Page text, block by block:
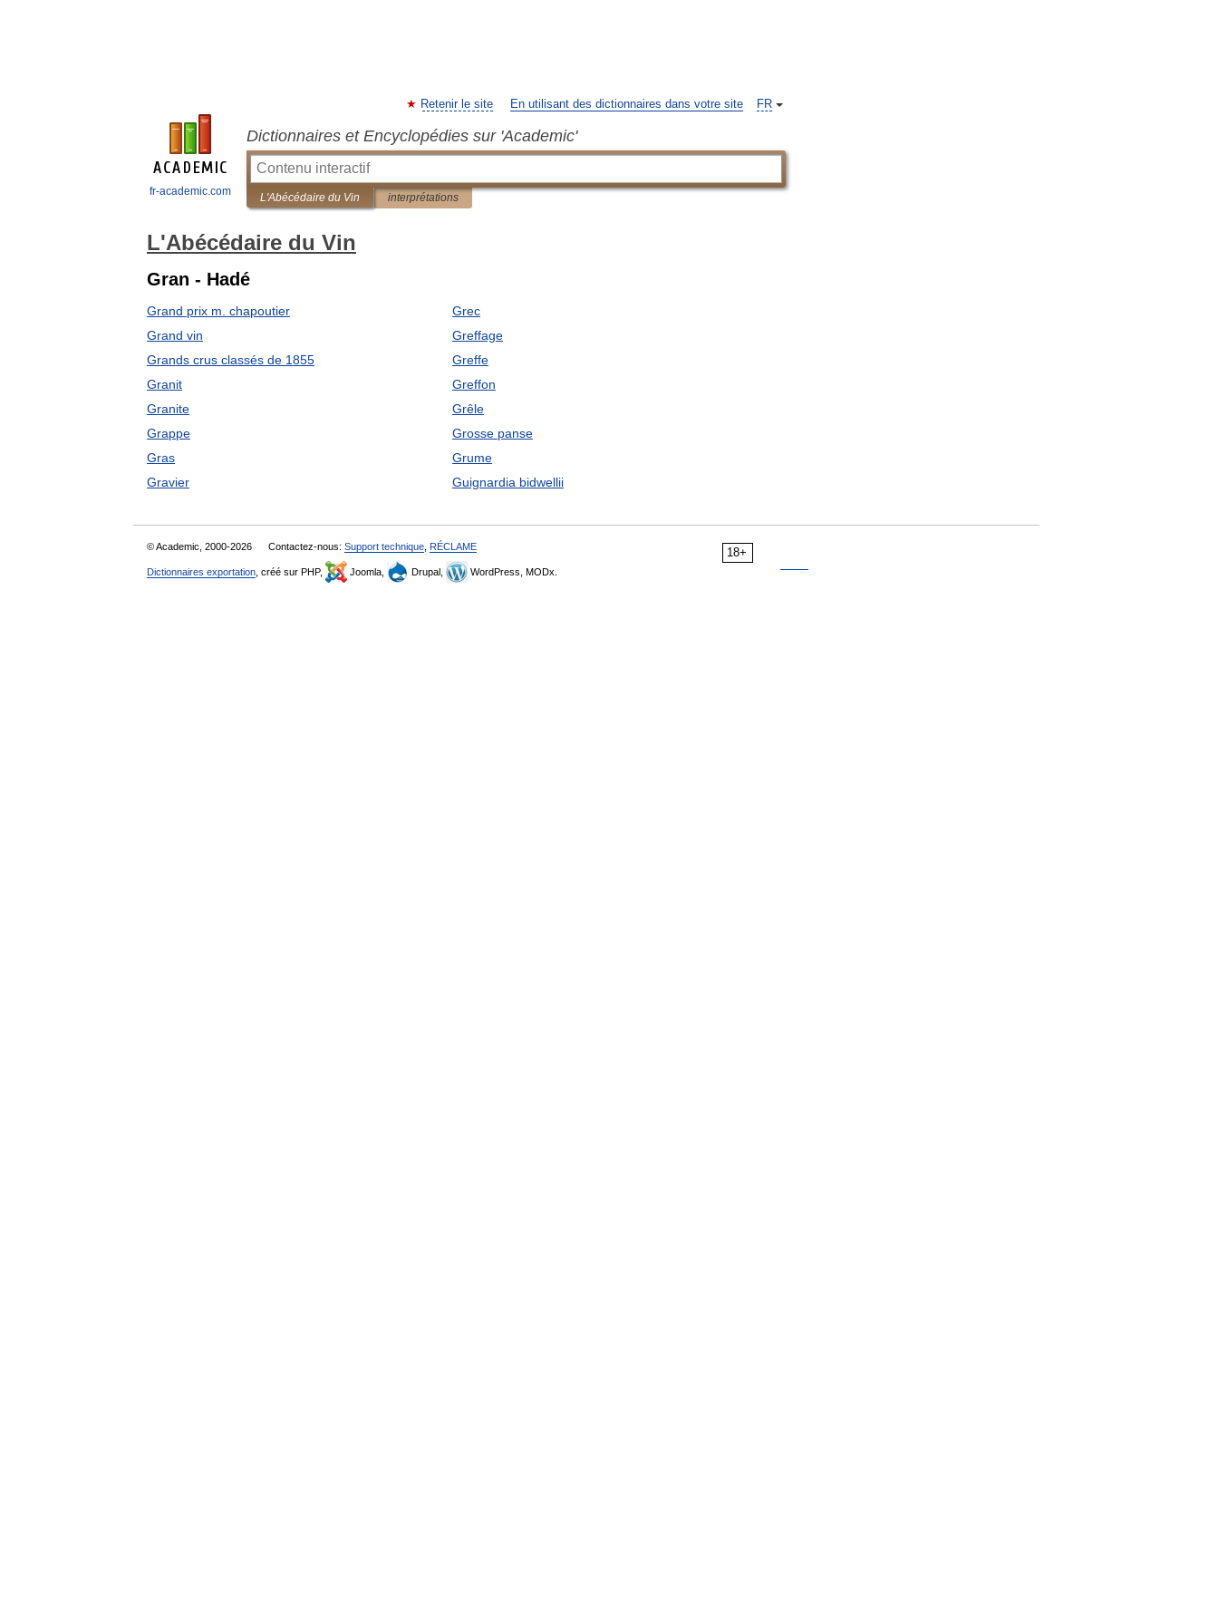
fr-academic.com
FR
Retenir le site En utilisant des dictionnaires dans votre site
Dictionnaires et Encyclopédies sur 'Academic'
L'Abécédaire du Vin interprétations
L'Abécédaire du Vin
Gran - Hadé
Grand prix m. chapoutier
Grand vin
Grands crus classés de 1855
Granit
Granite
Grappe
Gras
Gravier
Grec
Greffage
Greffe
Greffon
Grêle
Grosse panse
Grume
Guignardia bidwellii
18+
© Academic, 2000-2026 Contactez-nous: Support technique RÉCLAME
Dictionnaires exportation , créé sur PHP, Joomla, Drupal, WordPress, MODx.